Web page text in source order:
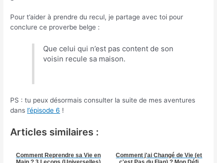
Pour t’aider à prendre du recul, je partage avec toi pour
conclure ce proverbe belge :
Que celui qui n’est pas content de son
voisin recule sa maison.
PS : tu peux désormais consulter la suite de mes aventures
dans l’épisode 6 !
Articles similaires :
Comment Reprendre sa Vie en
Comment j'ai Changé de Vie (et